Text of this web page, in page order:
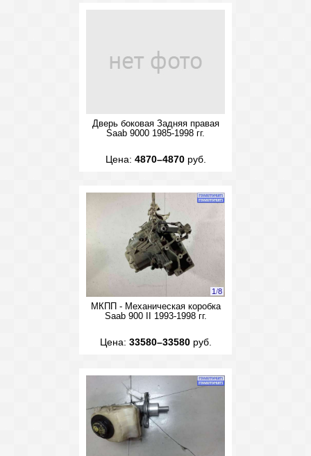
Дверь боковая Задняя правая
Saab 9000 1985-1998 гг.
Цена: 4870–4870руб.
1/8
МКПП - Механическая коробка
Saab 900 II 1993-1998 гг.
Цена: 33580–33580руб.